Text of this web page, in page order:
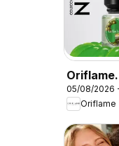
Oriflame
Catálogo
Campaña
05/08/2026
Oriflame